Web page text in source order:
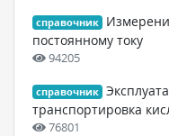
справочник
постоянному току
94205
справочник
транспортировка
76801